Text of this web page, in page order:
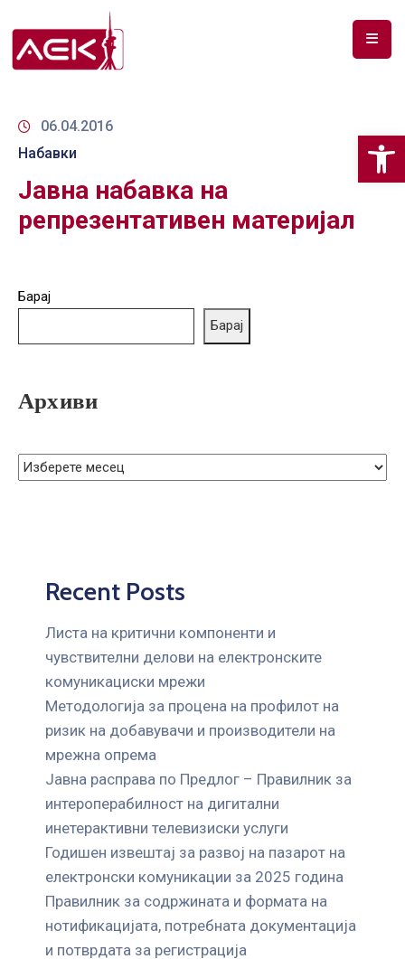
ЗА
ДОКУМЕНТИ
РФ
НА
ГРИЖА
КОРИСНИЦИ
06.04.2016
Набавки
Јавна набавка на
репрезентативен материјал
Барај
Барај
Архиви
Recent Posts
Листа на критични компоненти и
чувствителни делови на електронските
комуникациски мрежи
Mетодологија за процена на профилот на
ризик на добавувачи и производители на
мрежна опрема
Јавна расправа по Предлог – Правилник за
интероперабилност на дигитални
инетерактивни телевизиски услуги
Годишен извештај за развој на пазарот на
електронски комуникации за 2025 година
Правилник за содржината и формата на
нотификацијата, потребната документација
и потврдата за регистрација